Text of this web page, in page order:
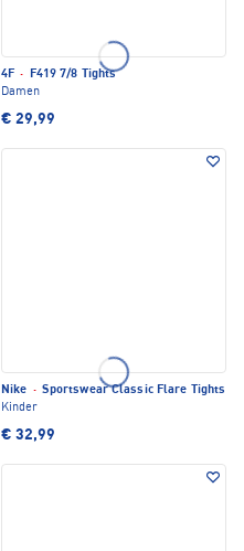
4F ·
F419 7/8 Tights
Damen
€ 29,99
Nike · Sportswear Classic Flare Tights
Kinder
€ 32,99